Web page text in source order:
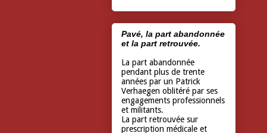
Pavé, la part abandonnée
et la part retrouvée.
La part abandonnée
pendant plus de trente
années par un Patrick
Verhaegen oblitéré par ses
engagements professionnels
et militants.
La part retrouvée sur
prescription médicale et